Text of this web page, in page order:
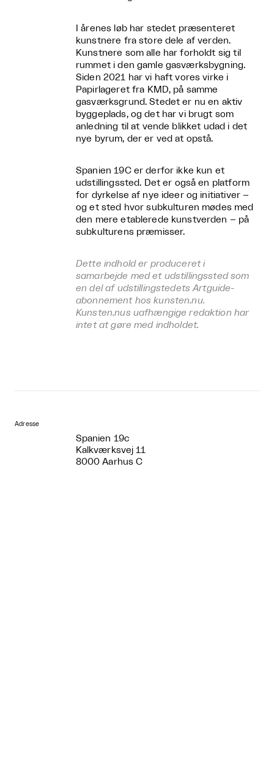
I årenes løb har stedet præsenteret
kunstnere fra store dele af verden.
Kunstnere som alle har forholdt sig til
rummet i den gamle gasværksbygning.
Siden 2021 har vi haft vores virke i
Papirlageret fra KMD, på samme
gasværksgrund. Stedet er nu en aktiv
byggeplads, og det har vi brugt som
anledning til at vende blikket udad i det
nye byrum, der er ved at opstå.
Spanien 19C er derfor ikke kun et
udstillingssted. Det er også en platform
for dyrkelse af nye ideer og initiativer –
og et sted hvor subkulturen mødes med
den mere etablerede kunstverden – på
subkulturens præmisser.
Dette indhold er produceret i
samarbejde med et udstillingssted som
en del af udstillingstedets Artguide-
abonnement hos kunsten.nu.
Kunsten.nus uafhængige redaktion har
intet at gøre med indholdet.
Adresse
Spanien 19c
Kalkværksvej 11
8000 Aarhus C